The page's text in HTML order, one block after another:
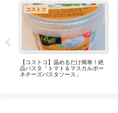
コストコ
【コストコ】温めるだけ簡単！絶
品パスタ「トマト＆マスカルポー
ネチーズパスタソース」